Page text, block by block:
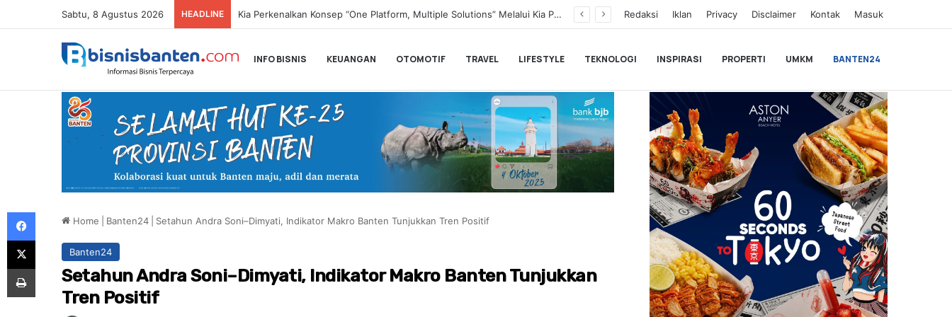
Sabtu, 8 Agustus 2026 HEADLINE Transformasi Digital Perkuat Layanan, Bank bjb Raih Lima Titanium Awards pada PRIMA Awards 2026 Redaksi Iklan Privacy Disclaimer Kontak Masuk
INFO BISNIS KEUANGAN OTOMOTIF TRAVEL LIFESTYLE TEKNOLOGI INSPIRASI PROPERTI UMKM BANTEN24
Home Banten24 Setahun Andra Soni–Dimyati, Indikator Makro Banten Tunjukkan Tren Positif
Banten24
Setahun Andra Soni–Dimyati, Indikator Makro Banten Tunjukkan
Tren Positif